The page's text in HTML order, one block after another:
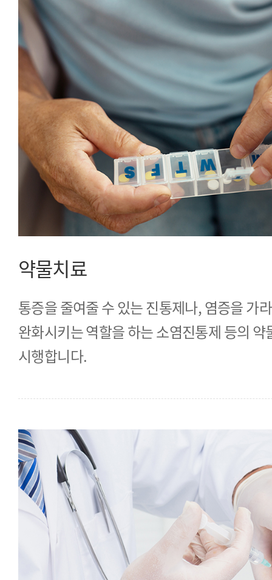
약물치료
통증을 줄여줄 수 있는 진통제나, 염증을 가
완화시키는 역할을 하는 소염진통제 등의 약
시행합니다.